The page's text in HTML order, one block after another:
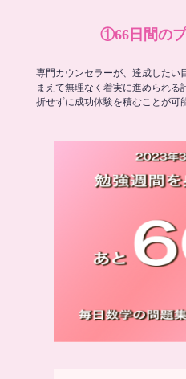
①66日間の
専門カウンセラーが、達成したい
まえて無理なく着実に進められる
折せずに成功体験を積むことが可